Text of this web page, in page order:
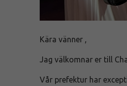
Kära vänner ,
Jag välkomnar er till
Vår prefektur har